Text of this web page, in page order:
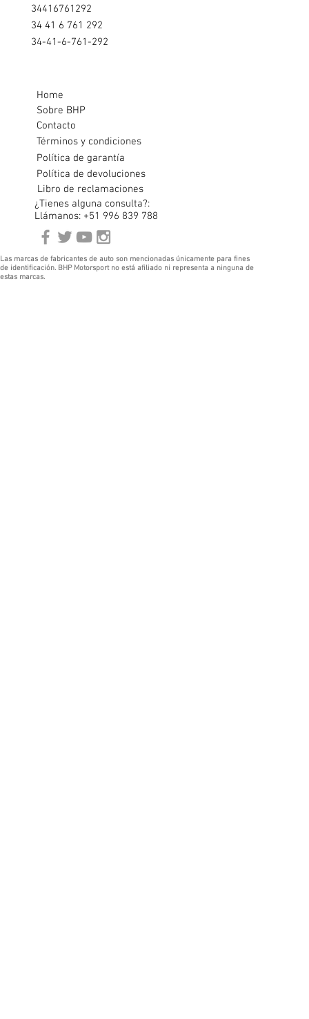
34416761292
34 41 6 761 292
34-41-6-761-292
Home
Sobre BHP
Contacto
Términos y condiciones
Política de garantía
Política de devoluciones
Libro de reclamaciones
¿Tienes alguna consulta?:
Llámanos: +51 996 839 788
Las marcas de fabricantes de auto son mencionadas únicamente para fines
de identificación. BHP Motorsport no está afiliado ni representa a ninguna de
estas marcas.